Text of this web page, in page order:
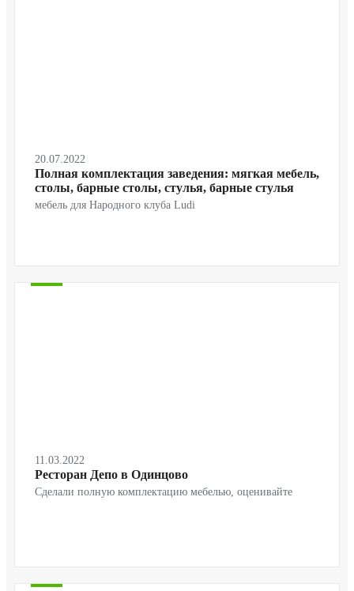
20.07.2022
Полная комплектация заведения: мягкая мебель,
столы, барные столы, стулья, барные стулья
мебель для Народного клуба Ludi
11.03.2022
Ресторан Депо в Одинцово
Сделали полную комплектацию мебелью, оценивайте